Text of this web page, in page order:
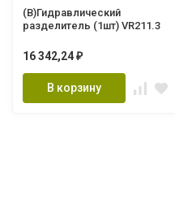
(В)Гидравлический
разделитель (1шт) VR211.3
16 342,24 ₽
В корзину